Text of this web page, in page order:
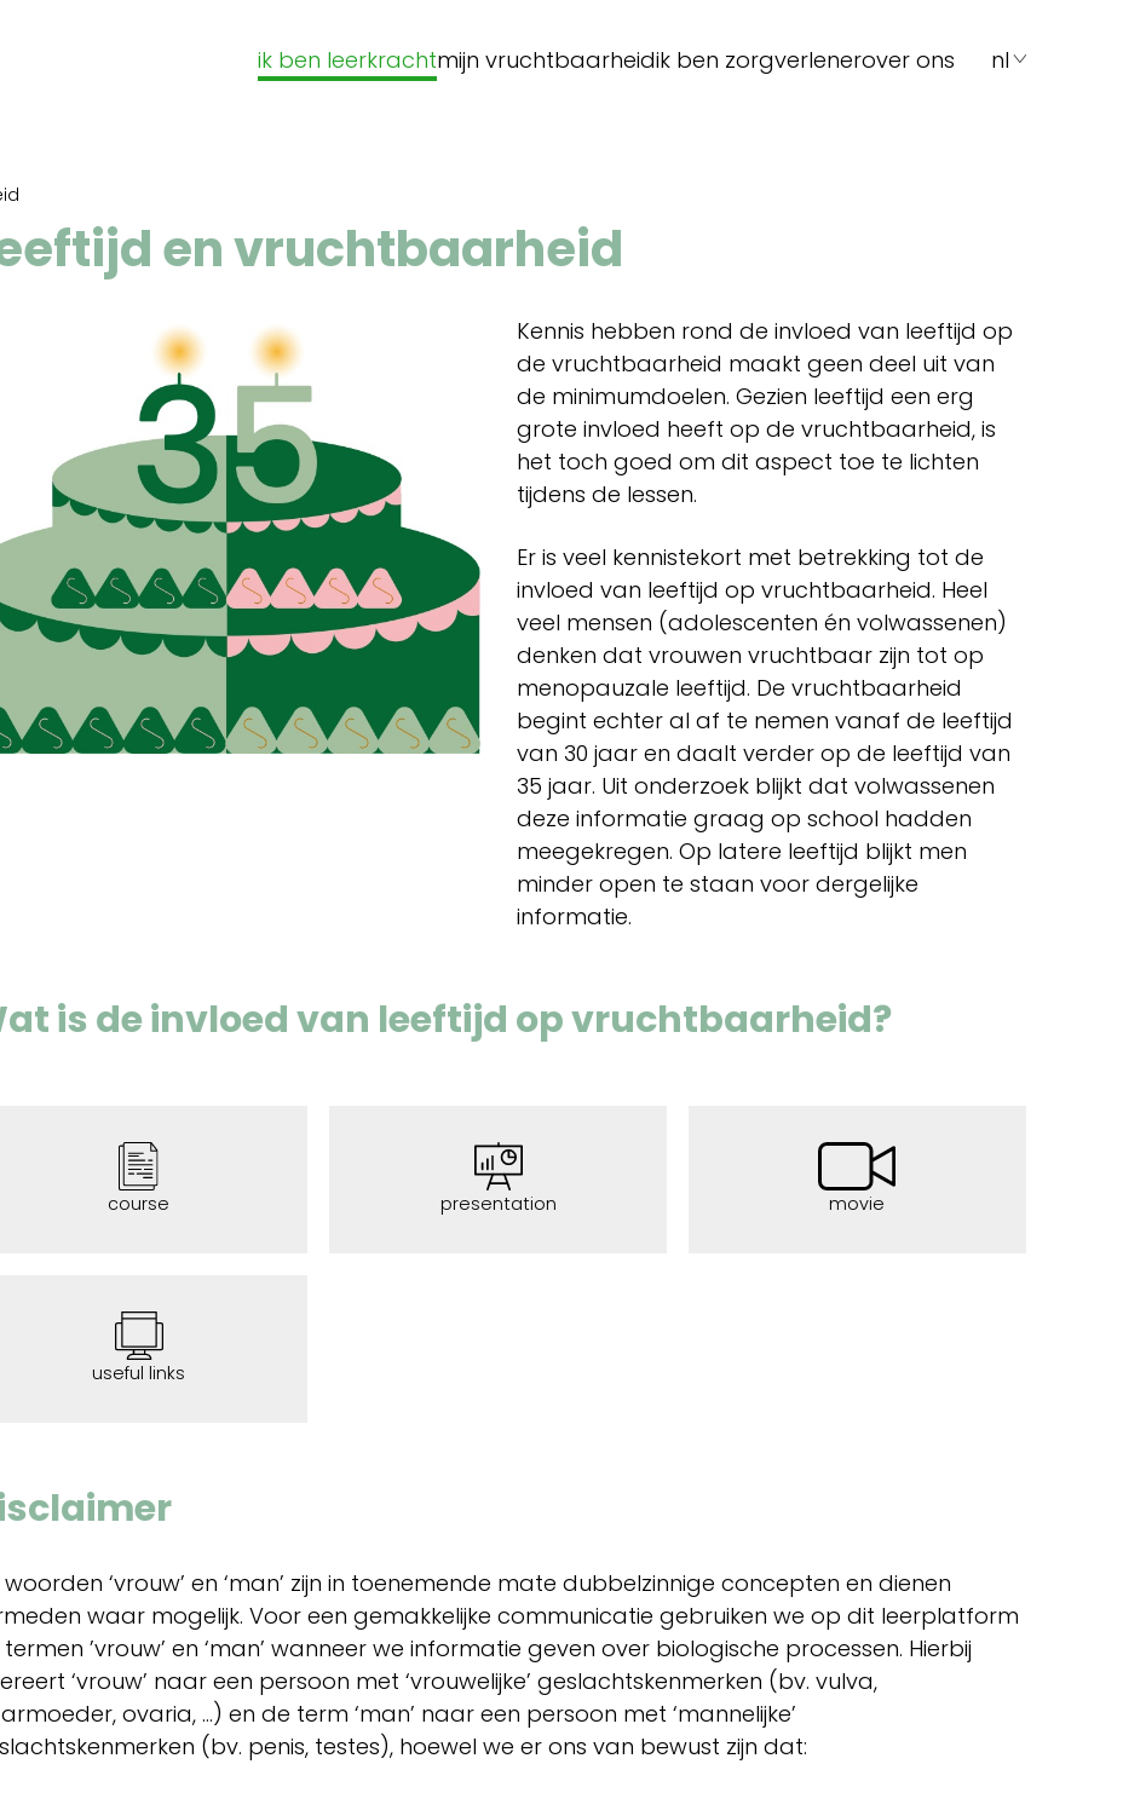
ik ben leerkrachtmijn vruchtbaarheidik ben zorgverlenerover ons nl
en vruchtbaarheid
Kennis hebben rond de invloed van leeftijd op
de vruchtbaarheid maakt geen deel uit van
de minimumdoelen. Gezien leeftijd een erg
grote invloed heeft op de vruchtbaarheid, is
het toch goed om dit aspect toe te lichten
tijdens de lessen.
Er is veel kennistekort met betrekking tot de
invloed van leeftijd op vruchtbaarheid. Heel
veel mensen (adolescenten én volwassenen)
denken dat vrouwen vruchtbaar zijn tot op
menopauzale leeftijd. De vruchtbaarheid
begint echter al af te nemen vanaf de leeftijd
van 30 jaar en daalt verder op de leeftijd van
35 jaar. Uit onderzoek blijkt dat volwassenen
deze informatie graag op school hadden
meegekregen. Op latere leeftijd blijkt men
minder open te staan voor dergelijke
informatie.
is de invloed van leeftijd op vruchtbaarheid?
course presentation movie
useful links
woorden ‘vrouw’ en ‘man’ zijn in toenemende mate dubbelzinnige concepten en dienen
waar mogelijk. Voor een gemakkelijke communicatie gebruiken we op dit leerplatform
’vrouw’ en ‘man’ wanneer we informatie geven over biologische processen. Hierbij
‘vrouw’ naar een persoon met ‘vrouwelijke’ geslachtskenmerken (bv. vulva,
ovaria, …) en de term ‘man’ naar een persoon met ‘mannelijke’
(bv. penis, testes), hoewel we er ons van bewust zijn dat: